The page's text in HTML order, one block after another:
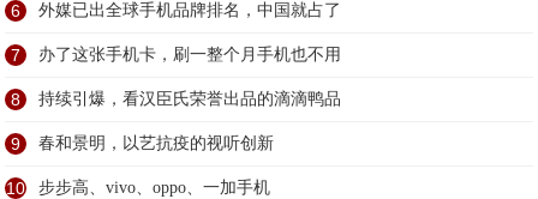
6 外媒已出全球手机品牌排名，中国就占了
7 办了这张手机卡，刷一整个月手机也不用
8 持续引爆，看汉臣氏荣誉出品的滴滴鸭品
9 春和景明，以艺抗疫的视听创新
10 步步高、vivo、oppo、一加手机